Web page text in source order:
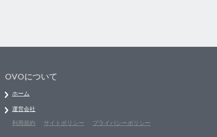
OVOについて
ホーム
運営会社
利用規約
サイトポリシー プライバシーポリシー